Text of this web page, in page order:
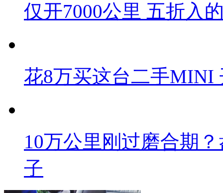
仅开7000公里 五折入
花8万买这台二手MINI
10万公里刚过磨合期
子